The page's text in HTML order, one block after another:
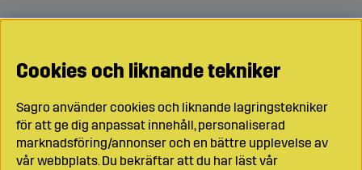
Cookies och liknande tekniker
Sagro använder cookies och liknande lagringstekniker
för att ge dig anpassat innehåll, personaliserad
marknadsföring/annonser och en bättre upplevelse av
vår webbplats. Du bekräftar att du har läst vår